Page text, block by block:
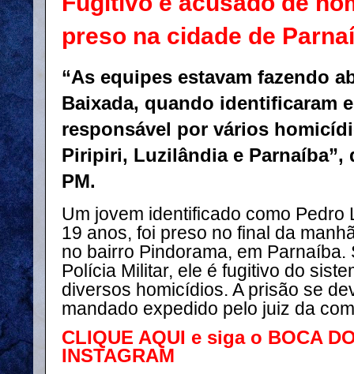
preso na cidade de
“As equipes estavam fazendo
Baixada, quando identificaram
responsável por vários
Piripiri, Luzilândia e Parnaíba”,
PM.
Um jovem identificado como Pedro
19 anos, foi preso no final da
no bairro Pindorama, em
Polícia Militar, ele é fugitivo do
diversos homicídios. A prisão se
mandado expedido pelo juiz da
CLIQUE AQUI e siga o BOCA
INSTAGRAM